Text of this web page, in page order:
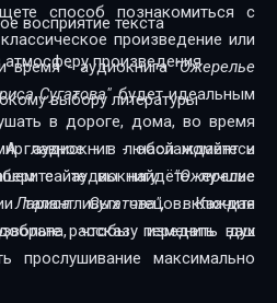
произведение или
время - аудиокнига"Ожерелье
Сугатова"будет идеальным
в дороге, дома, во время
А главное - в любой момент и
сайте вы найдёте лучшие
талантливых чтецов. Каждая
чтобы передать дух
прослушивание максимально
фантастика и драма,
восприятие текста
произведения
выбору литературы
аудиокниг - наслаждайтесь
аудиокнигу"Ожерелье
Сугатова", включите
рассказу изменить ваш